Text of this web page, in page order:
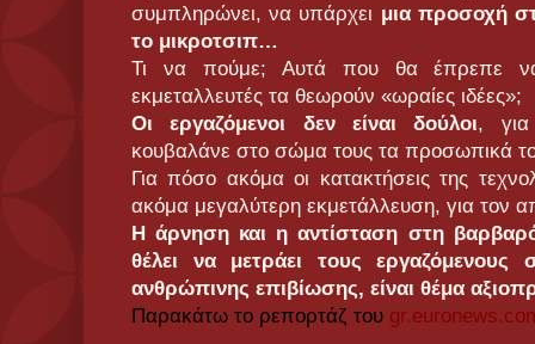
συμπληρώνει, να υπάρχει μια προσοχή
το μικροτσιπ…
Τι να πούμε; Αυτά που θα έπρεπε να
εκμεταλλευτές τα θεωρούν «ωραίες ιδέες»;
Οι εργαζόμενοι δεν είναι δούλοι, για
κουβαλάνε στο σώμα τους τα προσωπικά
Για πόσο ακόμα οι κατακτήσεις της
ακόμα μεγαλύτερη εκμετάλλευση, για τον
Η άρνηση και η αντίσταση στη
θέλει να μετράει τους εργαζόμενους
ανθρώπινης επιβίωσης, είναι θέμα
Παρακάτω το ρεπορτάζ του